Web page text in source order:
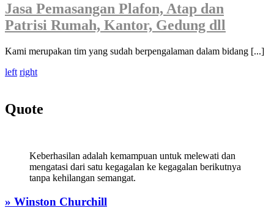
Jasa Pemasangan Plafon, Atap dan
Patrisi Rumah, Kantor, Gedung dll
Kami merupakan tim yang sudah berpengalaman dalam bidang [...]
left right
Quote
Keberhasilan adalah kemampuan untuk melewati dan
mengatasi dari satu kegagalan ke kegagalan berikutnya
tanpa kehilangan semangat.
» Winston Churchill